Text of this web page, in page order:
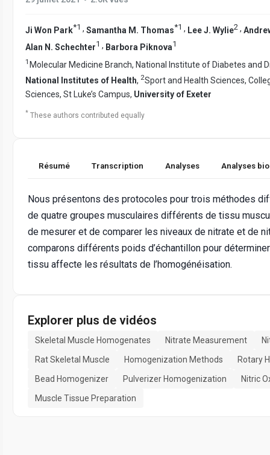
Ji Won Park*1 , Samantha M. Thomas*1 , Lee J. Wylie2 ,
Alan N. Schechter1 , Barbora Piknova1
1 Molecular Medicine Branch, National Institute of Diabetes and
National Institutes of Health, 2Sport and Health Sciences,
Sciences, St Luke’s Campus, University of Exeter
* These authors contributed equally
Résumé Transcription Analyses Analyses
Nous présentons des protocoles pour trois méthodes
de quatre groupes musculaires différents de tissu
de mesurer et de comparer les niveaux de nitrate et de
comparons différents poids d’échantillon pour
tissu affecte les résultats de l’homogénéisation.
Explorer plus de vidéos
Skeletal Muscle Homogenates Nitrate Measurement
Rat Skeletal Muscle
Homogenization Methods
Rotary
Bead Homogenizer
Pulverizer Homogenization
Nitric
Muscle Tissue Preparation